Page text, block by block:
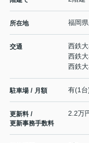
所在地 福岡県
交通 西鉄
西鉄
西鉄
駐車場 / 月額 有(1
更新料 /
更新事務手数料
2.2万